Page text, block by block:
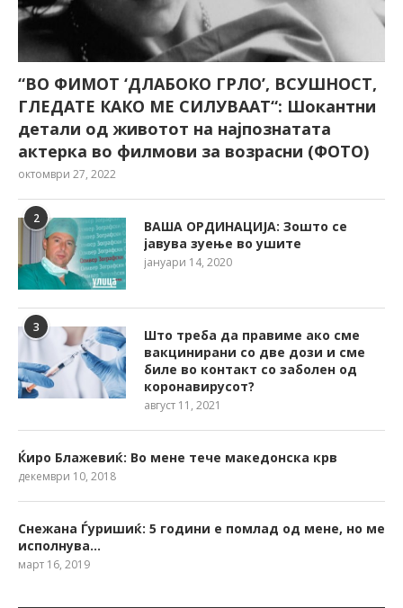
“ВО ФИМОТ ‘ДЛАБОКО ГРЛО’, ВСУШНОСТ,
ГЛЕДАТЕ КАКО МЕ СИЛУВААТ“: Шокантни
детали од животот на најпознатата
актерка во филмови за возрасни (ФОТО)
октомври 27, 2022
2
ВАША ОРДИНАЦИЈА: Зошто се
јавува зуење во ушите
јануари 14, 2020
3
Што треба да правиме ако сме
вакцинирани со две дози и сме
биле во контакт со заболен од
коронавирусот?
август 11, 2021
Ќиро Блажевиќ: Во мене тече македонска крв
декември 10, 2018
Снежана Ѓуришиќ: 5 години е помлад од мене, но ме
исполнува…
март 16, 2019